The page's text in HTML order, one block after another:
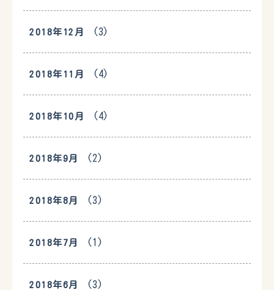
2018年12月 (3)
2018年11月 (4)
2018年10月 (4)
2018年9月 (2)
2018年8月 (3)
2018年7月 (1)
2018年6月 (3)